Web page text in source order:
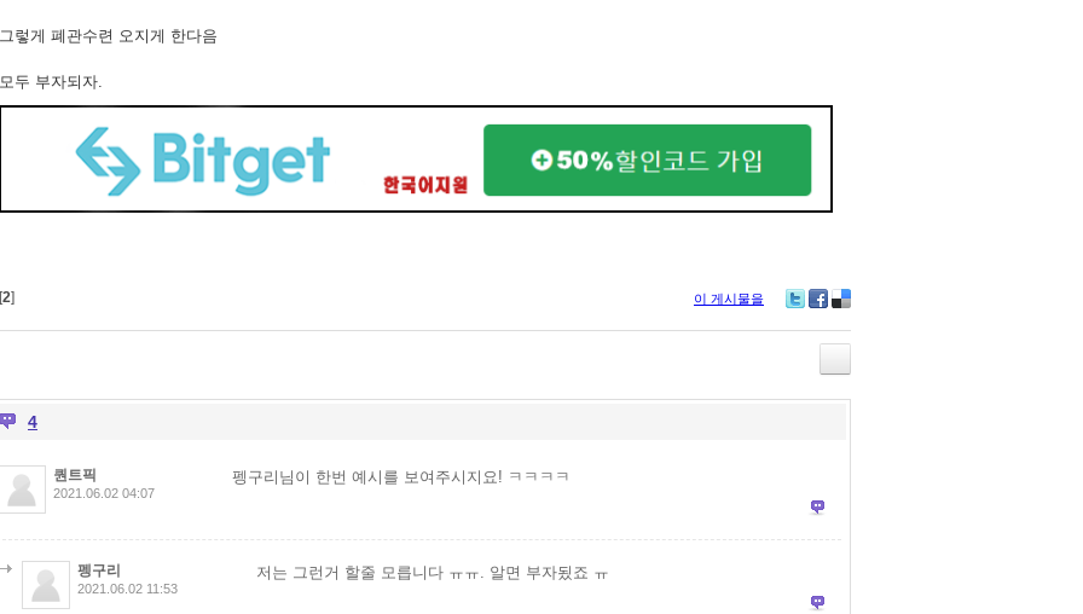
그렇게 폐관수련 오지게 한다음
모두 부자되자.
[2] 이 게시물을
itte ce
ok
lici
s
4
퀀트픽
2021.06.02 04:07
펭구리님이 한번 예시를 보여주시지요! ㅋㅋㅋㅋ
펭구리
2021.06.02 11:53
저는 그런거 할줄 모릅니다 ㅠㅠ. 알면 부자됬죠 ㅠ